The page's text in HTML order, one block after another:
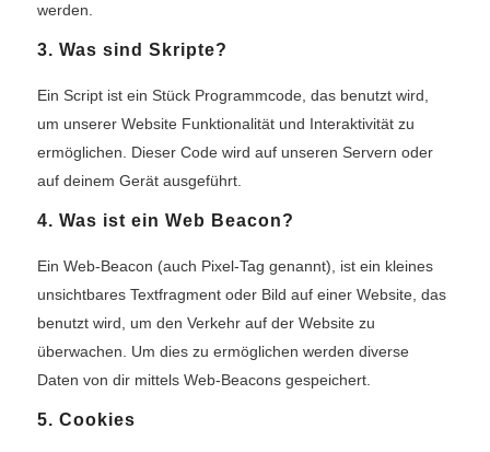
werden.
3. Was sind Skripte?
Ein Script ist ein Stück Programmcode, das benutzt wird,
um unserer Website Funktionalität und Interaktivität zu
ermöglichen. Dieser Code wird auf unseren Servern oder
auf deinem Gerät ausgeführt.
4. Was ist ein Web Beacon?
Ein Web-Beacon (auch Pixel-Tag genannt), ist ein kleines
unsichtbares Textfragment oder Bild auf einer Website, das
benutzt wird, um den Verkehr auf der Website zu
überwachen. Um dies zu ermöglichen werden diverse
Daten von dir mittels Web-Beacons gespeichert.
5. Cookies